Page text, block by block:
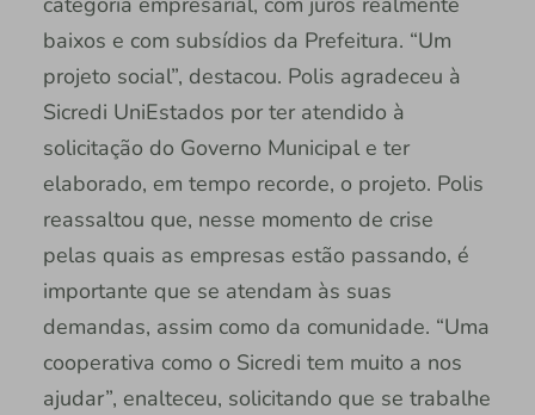
baixos e com subsídios da Prefeitura. “Um
projeto social”, destacou. Polis agradeceu à
Sicredi UniEstados por ter atendido à
solicitação do Governo Municipal e ter
elaborado, em tempo recorde, o projeto. Polis
reassaltou que, nesse momento de crise
pelas quais as empresas estão passando, é
importante que se atendam às suas
demandas, assim como da comunidade. “Uma
cooperativa como o Sicredi tem muito a nos
ajudar”, enalteceu, solicitando que se trabalhe